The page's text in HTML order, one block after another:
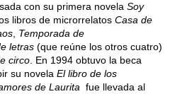
con su primera novela Soy
libros de microrrelatos Casa de
, Temporada de
letras(que reúne los otros cuatro)
circo. En 1994 obtuvo la beca
su novela El libro de los
de Laurita fue llevada al